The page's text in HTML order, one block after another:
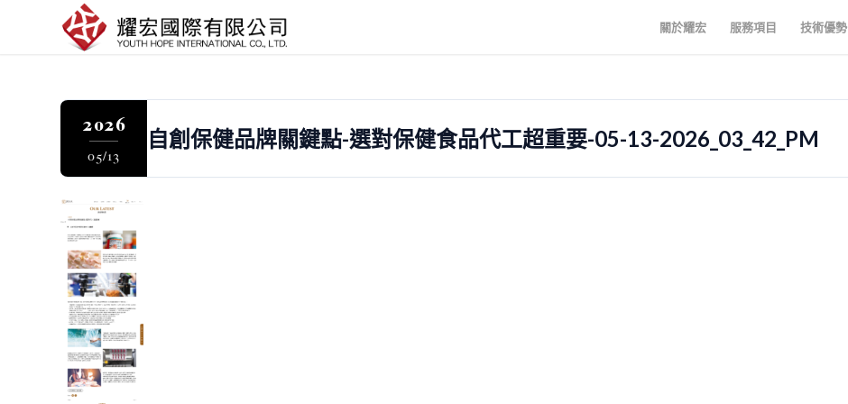
關於耀宏 服務項目 技術優勢
2026
05/13
自創保健品牌關鍵點-選對保健食品代工超重要-05-13-2026_03_42_PM